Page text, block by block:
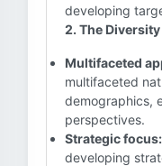
developing
2. The
Multifaceted
multifaceted
demographics,
perspectives.
Strategic focus:
developing